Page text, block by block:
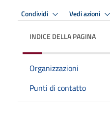
Condividi Vedi azioni
INDICE DELLA PAGINA
Organizzazioni
Punti di contatto